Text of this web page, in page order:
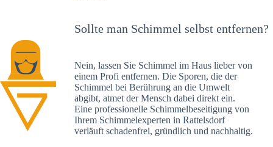
Sollte man Schimmel selbst entfernen?
Nein, lassen Sie Schimmel im Haus lieber von
einem Profi entfernen. Die Sporen, die der
Schimmel bei Berührung an die Umwelt
abgibt, atmet der Mensch dabei direkt ein.
Eine professionelle Schimmelbeseitigung von
Ihrem Schimmelexperten in Rattelsdorf
verläuft schadenfrei, gründlich und nachhaltig.